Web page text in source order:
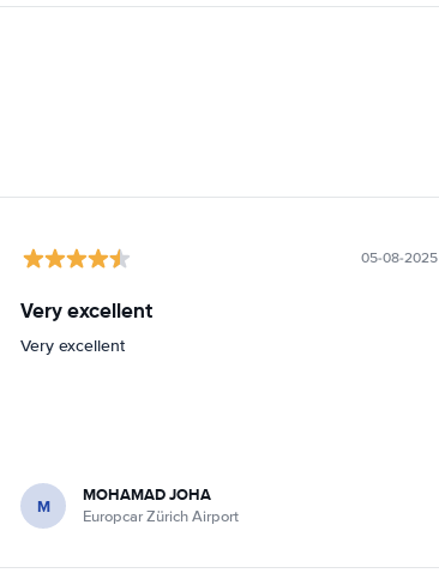
05-08-2025
Very excellent
Very excellent
M MOHAMAD JOHA
Europcar Zürich Airport